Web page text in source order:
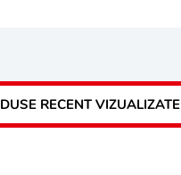
RECENT VIZUALIZATE